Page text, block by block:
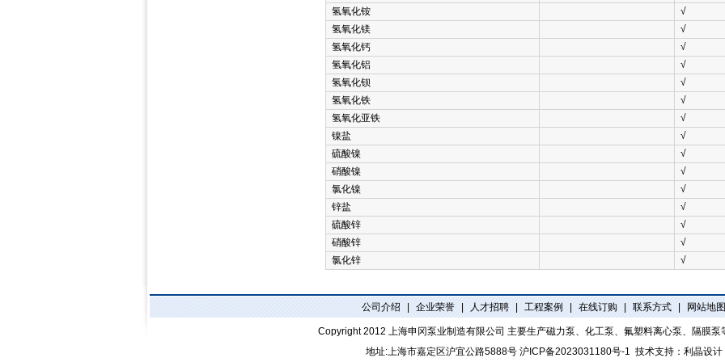
氢氧化铵
√
氢氧化镁
√
氢氧化钙
√
氢氧化铝
√
氢氧化钡
√
氢氧化铁
√
氢氧化亚铁
√
镍盐
√
硫酸镍
√
硝酸镍
√
氯化镍
√
锌盐
√
硫酸锌
√
硝酸锌
√
氯化锌
√
公司介绍 企业荣誉 人才招聘 工程案例 在线订购 联系方式 网站地图
Copyright 2012 上海申冈泵业制造有限公司 主要生产磁力泵、化工泵、氟塑料离心泵、隔膜泵
地址:上海市嘉定区沪宜公路5888号 沪ICP备2023031180号-1 技术支持： 利晶设计